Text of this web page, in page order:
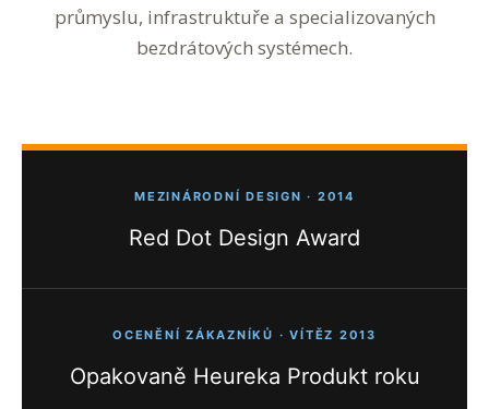
průmyslu, infrastruktuře a specializovaných
bezdrátových systémech.
MEZINÁRODNÍ DESIGN · 2014
Red Dot Design Award
OCENĚNÍ ZÁKAZNÍKŮ · VÍTĚZ 2013
Opakovaně Heureka Produkt roku